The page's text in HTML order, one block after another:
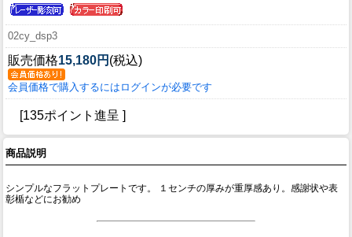
02cy_dsp3
販売価格15,180円 (税込)
会員価格で購入するにはログインが必要です
[135ポイント進呈 ]
商品説明
シンプルなフラットプレートです。 １センチの厚みが重厚感あり。感謝状や表
彰楯などにお勧め